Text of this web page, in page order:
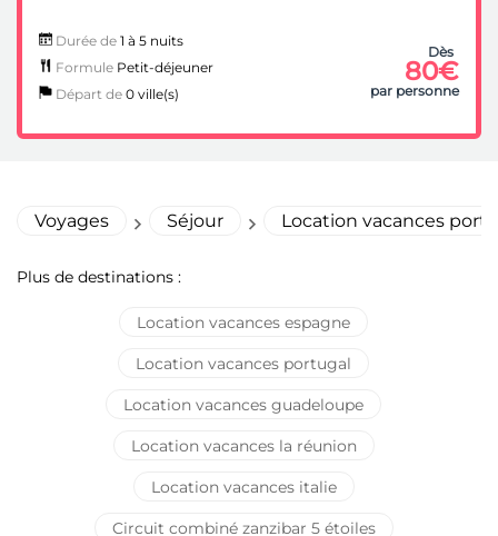
Durée de 1 à 5 nuits
Formule Petit-déjeuner
Départ de 0 ville(s)
Dès
80€
par personne
Voyages Séjour Location vacances port
Plus de destinations :
Location vacances espagne
Location vacances portugal
Location vacances guadeloupe
Location vacances la réunion
Location vacances italie
Circuit combiné zanzibar 5 étoiles